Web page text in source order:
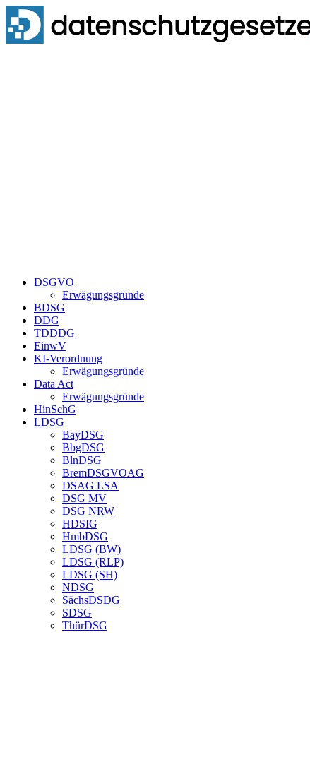
Zum
Inhalt
springen
DSGVO
Erwägungsgründe
BDSG
DDG
TDDDG
EinwV
KI-Verordnung
Erwägungsgründe
Data Act
Erwägungsgründe
HinSchG
LDSG
BayDSG
BbgDSG
BlnDSG
BremDSGVOAG
DSAG LSA
DSG MV
DSG NRW
HDSIG
HmbDSG
LDSG (BW)
LDSG (RLP)
LDSG (SH)
NDSG
SächsDSDG
SDSG
ThürDSG